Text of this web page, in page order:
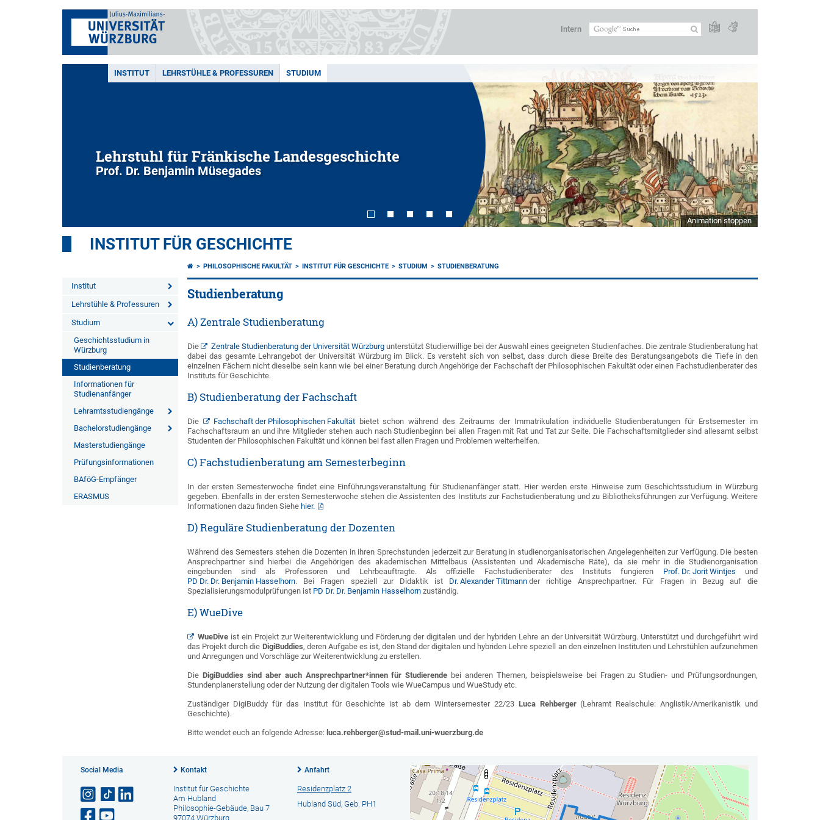
Intern
INSTITUT LEHRSTÜHLE & PROFESSUREN STUDIUM
Lehrstuhl für Fränkische Landesgeschichte
Prof. Dr. Benjamin Müsegades
Animation stoppen
INSTITUT FÜR GESCHICHTE
Institut
Lehrstühle & Professuren
Studium
Geschichtsstudium in
Würzburg
Studienberatung
Informationen für
Studienanfänger
Lehramtsstudiengänge
Bachelorstudiengänge
Masterstudiengänge
Prüfungsinformationen
BAföG-Empfänger
ERASMUS
PHILOSOPHISCHE FAKULTÄT INSTITUT FÜR GESCHICHTE STUDIUM STUDIENBERATUNG
Studienberatung
A) Zentrale Studienberatung
Die Zentrale Studienberatung der Universität Würzburgunterstützt Studierwillige bei der Auswahl eines geeigneten Studienfaches. Die zentrale Studienberatung hat
dabei das gesamte Lehrangebot der Universität Würzburg im Blick. Es versteht sich von selbst, dass durch diese Breite des Beratungsangebots die Tiefe in den
einzelnen Fächern nicht dieselbe sein kann wie bei einer Beratung durch Angehörige der Fachschaft der Philosophischen Fakultät oder einen Fachstudienberater des
Instituts für Geschichte.
B) Studienberatung der Fachschaft
Die Fachschaft der Philosophischen Fakultätbietet schon während des Zeitraums der Immatrikulation individuelle Studienberatungen für Erstsemester im
Fachschaftsraum an und ihre Mitglieder stehen auch nach Studienbeginn bei allen Fragen mit Rat und Tat zur Seite. Die Fachschaftsmitglieder sind allesamt selbst
Studenten der Philosophischen Fakultät und können bei fast allen Fragen und Problemen weiterhelfen.
C) Fachstudienberatung am Semesterbeginn
In der ersten Semesterwoche findet eine Einführungsveranstaltung für Studienanfänger statt. Hier werden erste Hinweise zum Geschichtsstudium in Würzburg
gegeben. Ebenfalls in der ersten Semesterwoche stehen die Assistenten des Instituts zur Fachstudienberatung und zu Bibliotheksführungen zur Verfügung. Weitere
Informationen dazu finden Siehe hier.
D) Reguläre Studienberatung der Dozenten
Während des Semesters stehen die Dozenten in ihren Sprechstunden jederzeit zur Beratung in studienorganisatorischen Angelegenheiten zur Verfügung. Die besten
Ansprechpartner sind hierbei die Angehörigen des akademischen Mittelbaus (Assistenten und Akademische Räte), da sie mehr in die Studienorganisation
eingebunden sind als Professoren und Lehrbeauftragte. Als offizielle Fachstudienberater des Instituts fungieren Prof. Dr. Jorit Wintjes und
PD Dr. Dr. Benjamin Hasselhorn. Bei Fragen speziell zur Didaktik ist Dr. Alexander Tittmannder richtige Ansprechpartner. Für Fragen in Bezug auf die
Spezialisierungsmodulprüfungen ist PD Dr. Dr. Benjamin Hasselhorn zuständig.
E) WueDive
WueDive ist ein Projekt zur Weiterentwicklung und Förderung der digitalen und der hybriden Lehre an der Universität Würzburg. Unterstützt und durchgeführt wird
das Projekt durch die DigiBuddies, deren Aufgabe es ist, den Stand der digitalen und hybriden Lehre speziell an den einzelnen Instituten und Lehrstühlen aufzunehmen
und Anregungen und Vorschläge zur Weiterentwicklung zu erstellen.
DieDigiBuddies sind aber auch Ansprechpartner*innen für Studierende bei anderen Themen, beispielsweise bei Fragen zu Studien- und Prüfungsordnungen,
Stundenplanerstellung oder der Nutzung der digitalen Tools wie WueCampus und WueStudy etc.
Zuständiger DigiBuddy für das Institut für Geschichte ist ab dem Wintersemester 22/23 Luca Rehberger (Lehramt Realschule: Anglistik/Amerikanistik und
Geschichte).
Bitte wendet euch an folgende Adresse: luca.rehberger@stud-mail.uni-wuerzburg.de
Social Media Kontakt
Institut für Geschichte
Am Hubland
Philosophie-Gebäude, Bau 7
97074 Würzburg
Anfahrt
Residenzplatz 2
Hubland Süd, Geb. PH1